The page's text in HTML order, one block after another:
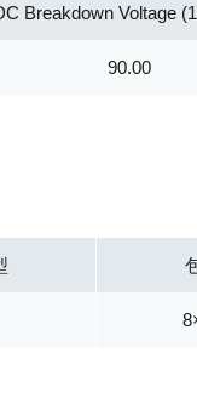
Breakdown Voltage
90.00